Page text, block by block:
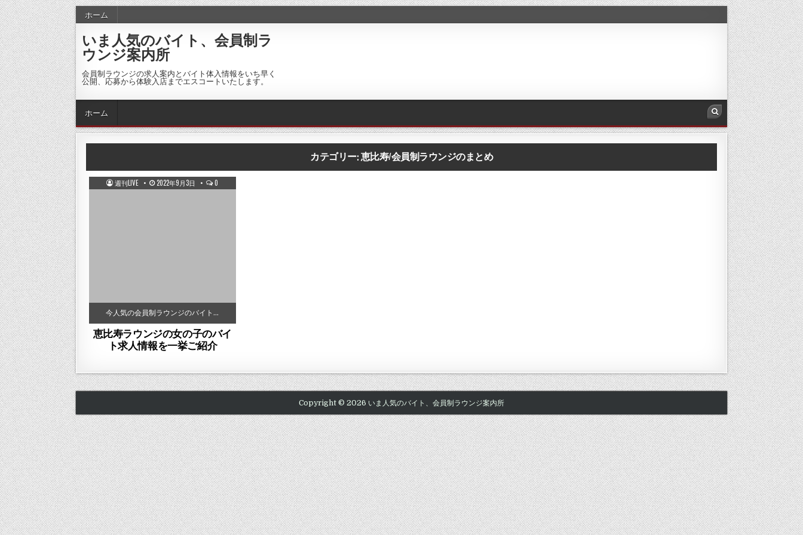
ホーム
いま人気のバイト、会員制ラ
ウンジ案内所
会員制ラウンジの求人案内とバイト体入情報をいち早く
公開、応募から体験入店までエスコートいたします。
ホーム
カテゴリー: 恵比寿/会員制ラウンジのまとめ
週刊LIVE 2022年9月3日 0
今人気の会員制ラウンジのバイト…
恵比寿ラウンジの女の子のバイ
ト求人情報を一挙ご紹介
Copyright © 2026 いま人気のバイト、会員制ラウンジ案内所